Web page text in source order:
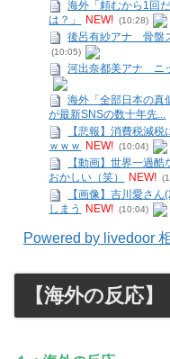
海外「頼むから1回
は？」
NEW! (10:28)
後呂有紗アナ 骨盤
(10:05)
河出奈都美アナ ニ
海外「全部日本の真
が最新SNSの数十年先...
【悲報】消費税減
ｗｗｗ
NEW! (10:04)
【動画】世界一過
おかしい（笑）
NEW!
【画像】吉川愛さ
しまう
NEW! (10:04)
Powered by livedoor
【海外の反応】